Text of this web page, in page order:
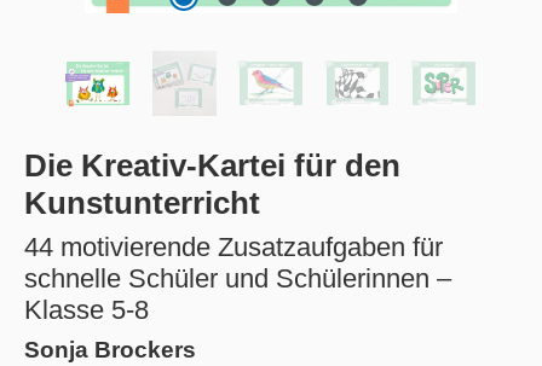
Die Kreativ-Kartei für den
Kunstunterricht
44 motivierende Zusatzaufgaben für
schnelle Schüler und Schülerinnen –
Klasse 5-8
Sonja Brockers